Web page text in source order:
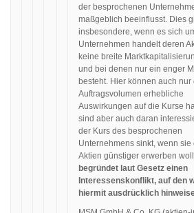
der besprochenen
maßgeblich beeinflusst. Dies
insbesondere, wenn es sich
Unternehmen handelt deren
keine breite
und bei denen nur ein enger
besteht. Hier können auch nur
Auftragsvolumen erhebliche
Auswirkungen auf die Kurse
sind aber auch daran
der Kurs des besprochenen
Unternehmens sinkt, wenn sie
Aktien günstiger erwerben
begründet laut Gesetz einen
Interessenskonflikt, auf den
hiermit ausdrücklich